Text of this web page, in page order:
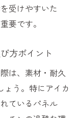
受けやすいた
要です。
方ポイント
は、素材・耐久
ょう。特にアイカ
ているパネル